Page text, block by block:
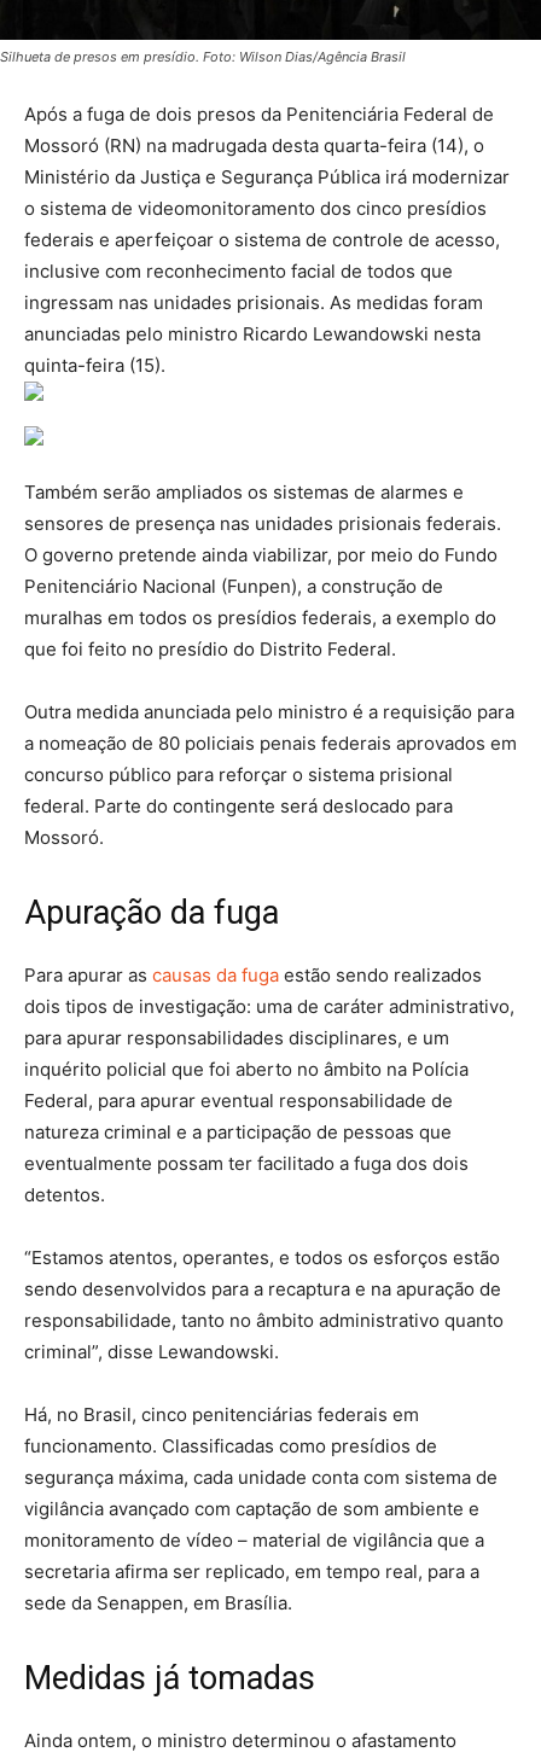
Silhueta de presos em presídio. Foto: Wilson Dias/Agência Brasil
Após a fuga de dois presos da Penitenciária Federal de
Mossoró (RN) na madrugada desta quarta-feira (14), o
Ministério da Justiça e Segurança Pública irá modernizar
o sistema de videomonitoramento dos cinco presídios
federais e aperfeiçoar o sistema de controle de acesso,
inclusive com reconhecimento facial de todos que
ingressam nas unidades prisionais. As medidas foram
anunciadas pelo ministro Ricardo Lewandowski nesta
quinta-feira (15).
Também serão ampliados os sistemas de alarmes e
sensores de presença nas unidades prisionais federais.
O governo pretende ainda viabilizar, por meio do Fundo
Penitenciário Nacional (Funpen), a construção de
muralhas em todos os presídios federais, a exemplo do
que foi feito no presídio do Distrito Federal.
Outra medida anunciada pelo ministro é a requisição para
a nomeação de 80 policiais penais federais aprovados em
concurso público para reforçar o sistema prisional
federal. Parte do contingente será deslocado para
Mossoró.
Apuração da fuga
Para apurar as causas da fuga estão sendo realizados
dois tipos de investigação: uma de caráter administrativo,
para apurar responsabilidades disciplinares, e um
inquérito policial que foi aberto no âmbito na Polícia
Federal, para apurar eventual responsabilidade de
natureza criminal e a participação de pessoas que
eventualmente possam ter facilitado a fuga dos dois
detentos.
“Estamos atentos, operantes, e todos os esforços estão
sendo desenvolvidos para a recaptura e na apuração de
responsabilidade, tanto no âmbito administrativo quanto
criminal”, disse Lewandowski.
Há, no Brasil, cinco penitenciárias federais em
funcionamento. Classificadas como presídios de
segurança máxima, cada unidade conta com sistema de
vigilância avançado com captação de som ambiente e
monitoramento de vídeo – material de vigilância que a
secretaria afirma ser replicado, em tempo real, para a
sede da Senappen, em Brasília.
Medidas já tomadas
Ainda ontem, o ministro determinou o afastamento